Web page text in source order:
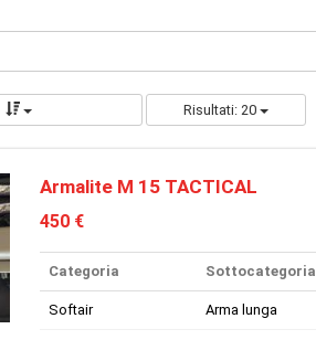
Risultati: 20
Armalite M 15 TACTICAL
450 €
Categoria Sottocategoria
Softair Arma lunga